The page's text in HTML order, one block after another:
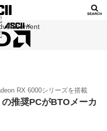
RX 6000シリーズを搭載
推奨PCがBTOメーカ